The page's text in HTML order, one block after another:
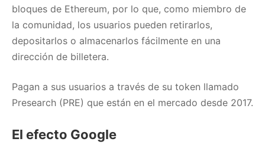
bloques de Ethereum, por lo que, como miembro de
la comunidad, los usuarios pueden retirarlos,
depositarlos o almacenarlos fácilmente en una
dirección de billetera.
Pagan a sus usuarios a través de su token llamado
Presearch (PRE) que están en el mercado desde 2017.
El efecto Google